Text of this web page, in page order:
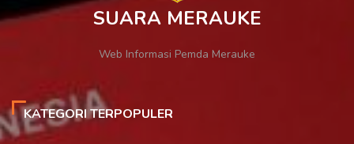
SUARA MERAUKE
Web Informasi Pemda Merauke
KATEGORI TERPOPULER